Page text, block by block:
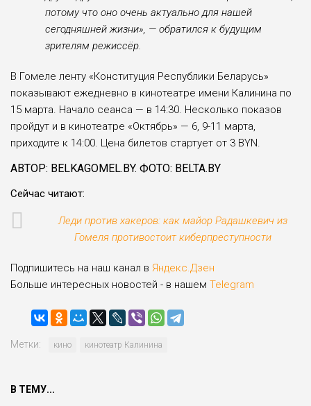
потому что оно очень актуально для нашей
сегодняшней жизни», — обратился к будущим
зрителям режиссёр.
В Гомеле ленту «Конституция Республики Беларусь»
показывают ежедневно в кинотеатре имени Калинина по
15 марта. Начало сеанса — в 14:30. Несколько показов
пройдут и в кинотеатре «Октябрь» — 6, 9-11 марта,
приходите к 14:00. Цена билетов стартует от 3 BYN.
АВТОР: BELKAGOMEL.BY. ФОТО: BELTA.BY
Сейчас читают:
Леди против хакеров: как майор Радашкевич из
Гомеля противостоит киберпреступности
Подпишитесь на наш канал в Яндекс.Дзен
Больше интересных новостей - в нашем Telegram
Метки: кино кинотеатр Калинина
В ТЕМУ...